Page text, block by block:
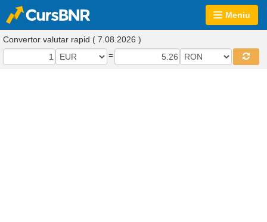
Meniu
Convertor valutar rapid ( 7.08.2026 )
=